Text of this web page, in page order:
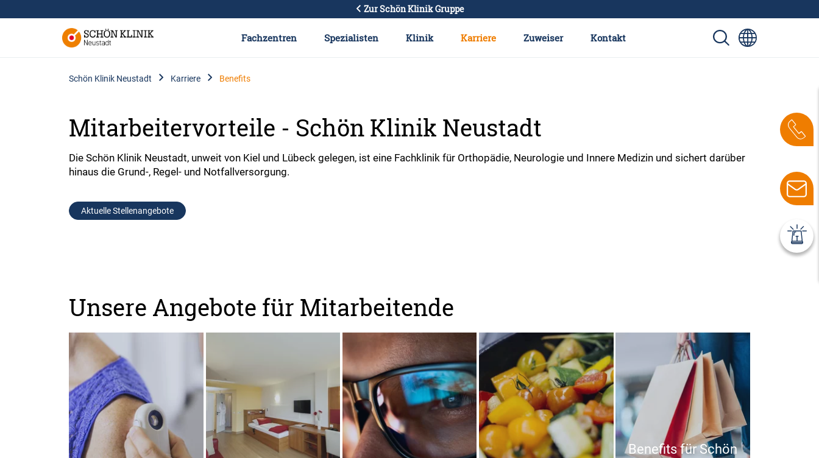
Zur Schön Klinik Gruppe
Fachzentren Spezialisten Klinik Karriere Zuweiser Kontakt
Schön Klinik Neustadt Karriere Benefits
Mitarbeitervorteile - Schön Klinik Neustadt
Die Schön Klinik Neustadt, unweit von Kiel und Lübeck gelegen, ist eine Fachklinik für Orthopädie, Neurologie und Innere Medizin und sichert darüber
hinaus die Grund-, Regel- und Notfallversorgung.
Aktuelle Stellenangebote
Unsere Angebote für Mitarbeitende
Benefits für Schön